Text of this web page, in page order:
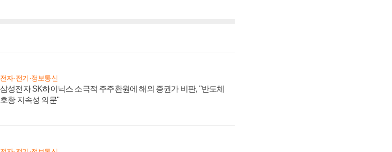
전자·전기·정보통신
삼성전자 SK하이닉스 소극적 주주환원에 해외 증권가 비판, "반도체
호황 지속성 의문"